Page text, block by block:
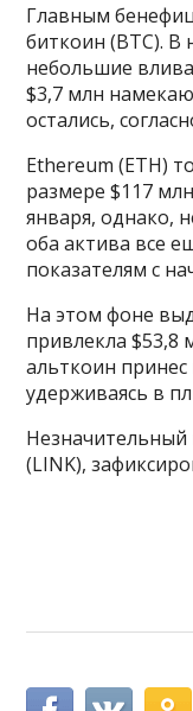
Главным
биткоин (BTC). В
небольшие
$3,7 млн
остались,
Ethereum (ETH)
размере $117
января, однако,
оба актива все
показателям с
На этом фоне
привлекла $53,8
альткоин
удерживаясь в
Незначительный
(LINK),